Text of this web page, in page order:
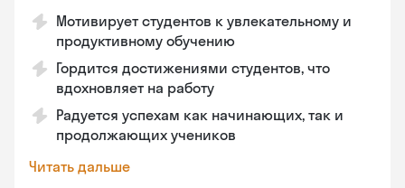
Мотивирует студентов к увлекательному и
продуктивному обучению
Гордится достижениями студентов, что
вдохновляет на работу
Радуется успехам как начинающих, так и
продолжающих учеников
Читать дальше